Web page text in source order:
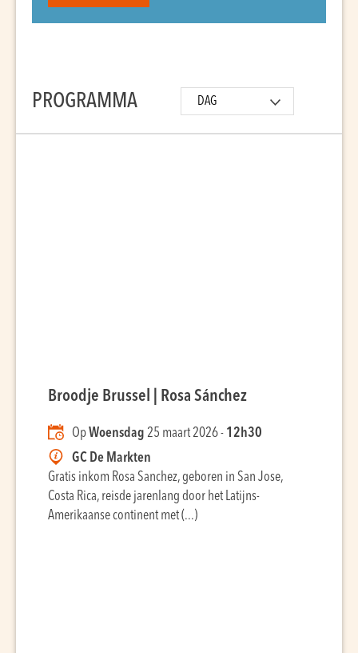
PROGRAMMA
Broodje Brussel | Rosa Sánchez
OpWoensdag 25 maart 2026 - 12h30
GC De Markten
Gratis inkom Rosa Sanchez, geboren in San Jose,
Costa Rica, reisde jarenlang door het Latijns-
Amerikaanse continent met (...)